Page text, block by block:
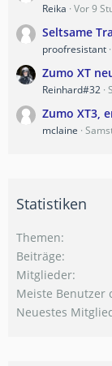
Reika Vor 9
Seltsame
proofresistant
Zumo XT
Reinhard#32
Zumo XT3,
mclaine
Statistiken
Themen
Beiträge
Mitglieder
Meiste Benutzer
Neuestes